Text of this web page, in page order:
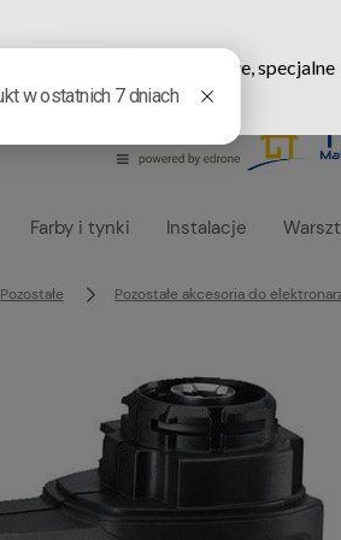
Ruszyła nowa
Farby i tynki Instalacje
Pozostałe Pozostałe akcesoria do